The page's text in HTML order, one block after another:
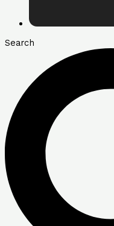
Search